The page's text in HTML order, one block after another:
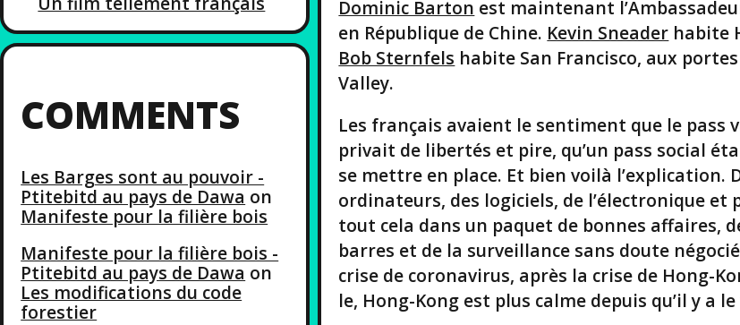
COMMENTS
Les Barges sont au pouvoir -
Ptitebitd au pays de Dawa on
Manifeste pour la filière bois
Manifeste pour la filière bois -
Ptitebitd au pays de Dawa on
Les modifications du code
forestier
Dominic Barton est maintenant
en République de Chine. Kevin Sneader habite
Bob Sternfels habite San Francisco, aux
Valley.
Les français avaient le sentiment que le pass
privait de libertés et pire, qu’un pass social
se mettre en place. Et bien voilà l’explication.
ordinateurs, des logiciels, de l’électronique et
tout cela dans un paquet de bonnes affaires,
barres et de la surveillance sans doute
crise de coronavirus, après la crise de Hong-
le, Hong-Kong est plus calme depuis qu’il y a